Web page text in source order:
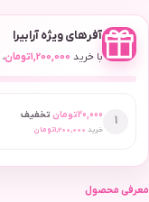
آفرهای ویژه آرابیرا
با خرید 1,200,000تومان،
1
20,000تومان تخفیف
خرید 1,200,000تومان
معرفی محصول